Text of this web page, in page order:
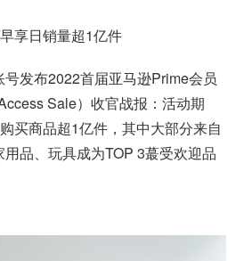
享日销量超1亿件
发布2022首届亚马逊Prime会员
Sale）收官战报：活动期
买商品超1亿件，其中大部分来自
品、玩具成为TOP 3蕞受欢迎品